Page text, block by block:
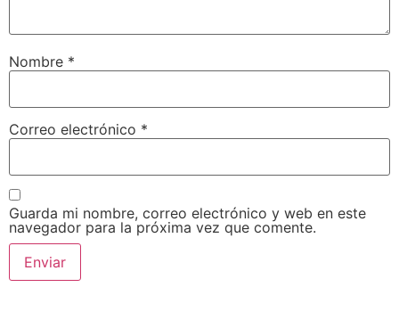
Nombre *
Correo electrónico *
Guarda mi nombre, correo electrónico y web en este
navegador para la próxima vez que comente.